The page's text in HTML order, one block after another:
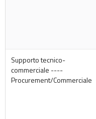
Supporto tecnico-
commerciale ----
Procurement/Commerciale